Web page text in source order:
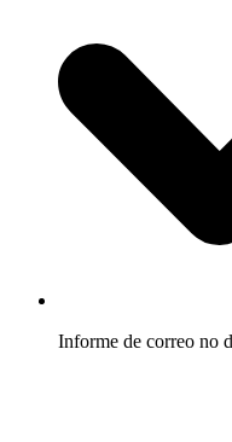
Informe de correo no